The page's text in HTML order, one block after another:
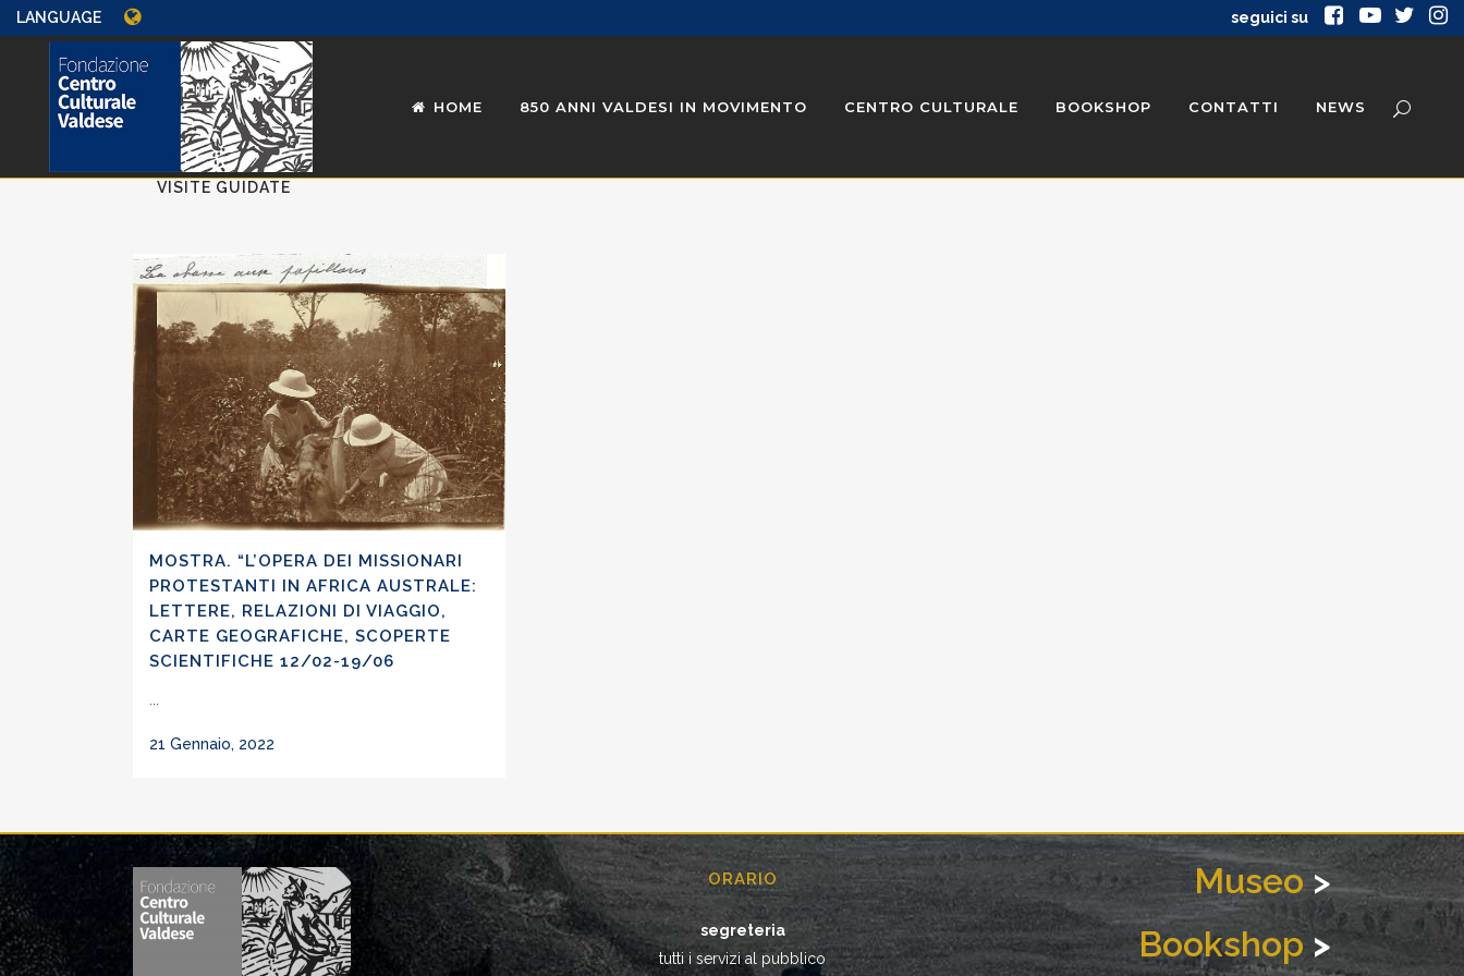
LANGUAGE seguici su
HOME 850 ANNI VALDESI IN MOVIMENTO CENTRO CULTURALE BOOKSHOP CONTATTI NEWS
ALL INCONTRI
VISITE GUIDATE
MOSTRA. “L’OPERA DEI MISSIONARI
PROTESTANTI IN AFRICA AUSTRALE:
LETTERE, RELAZIONI DI VIAGGIO,
CARTE GEOGRAFICHE, SCOPERTE
SCIENTIFICHE 12/02-19/06
...
21 Gennaio, 2022
ORARIO
segreteria
tutti i servizi al pubblico
Museo >
Bookshop >